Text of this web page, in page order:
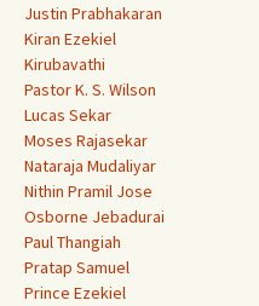
Justin Prabhakaran
Kiran Ezekiel
Kirubavathi
Pastor K. S. Wilson
Lucas Sekar
Moses Rajasekar
Nataraja Mudaliyar
Nithin Pramil Jose
Osborne Jebadurai
Paul Thangiah
Pratap Samuel
Prince Ezekiel